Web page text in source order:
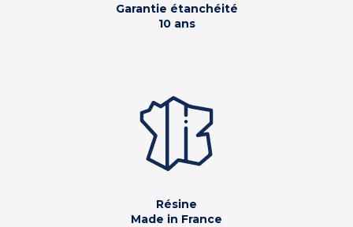
Garantie étanchéité
10 ans
Résine
Made in France